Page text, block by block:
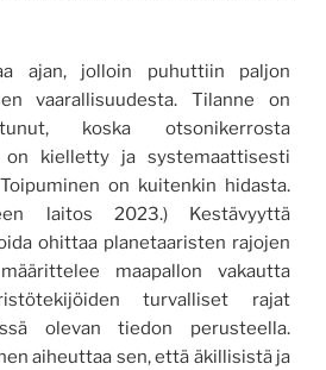
ajan, jolloin puhuttiin paljon
vaarallisuudesta. Tilanne on
koska otsonikerrosta
on kielletty ja systemaattisesti
on kuitenkin hidasta.
laitos 2023.) Kestävyyttä
ohittaa planetaaristen rajojen
maapallon vakautta
turvalliset rajat
olevan tiedon perusteella.
aiheuttaa sen, että äkillisistä ja